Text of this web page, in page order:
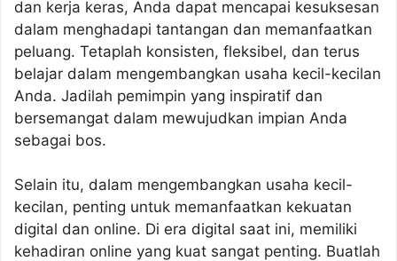
dan kerja keras, Anda dapat mencapai kesuksesan
dalam menghadapi tantangan dan memanfaatkan
peluang. Tetaplah konsisten, fleksibel, dan terus
belajar dalam mengembangkan usaha kecil-kecilan
Anda. Jadilah pemimpin yang inspiratif dan
bersemangat dalam mewujudkan impian Anda
sebagai bos.
Selain itu, dalam mengembangkan usaha kecil-
kecilan, penting untuk memanfaatkan kekuatan
digital dan online. Di era digital saat ini, memiliki
kehadiran online yang kuat sangat penting. Buatlah